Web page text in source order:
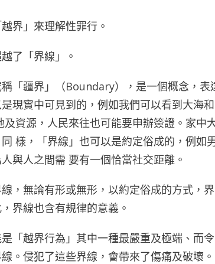
界」來理解性罪行。
了「界線」。
稱「疆界」（Boundary），是一個概念，
是現實中可見到的，例如我們可以看到大
及資源，人民來往也可能要申辦簽證。家
樣，「界線」也可以是約定俗成的，例
與人之間需 要有一個恰當社交距離。
，無論有形或無形，以約定俗成的方式，
界線也含有規律的意義。
「越界行為」其中一種最嚴重及極端、而
。侵犯了這些界線，會帶來了傷痛及破壞。